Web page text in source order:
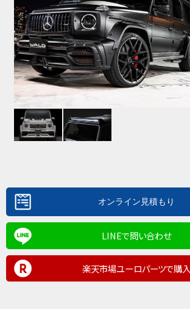
LINEで問い合わせ
楽天市場ユーロパーツで購入